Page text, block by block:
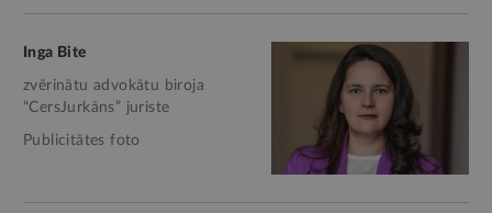
Inga Bite
zvērinātu advokātu biroja
“CersJurkāns” juriste
Publicitātes foto